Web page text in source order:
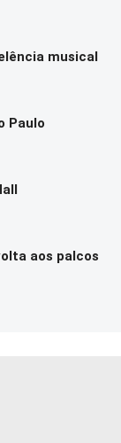
musical
Paulo
aos palcos